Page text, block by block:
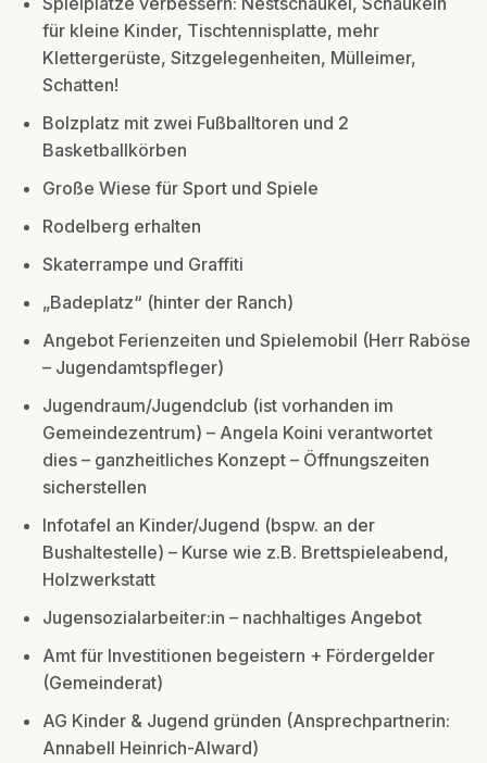
für kleine Kinder, Tischtennisplatte, mehr
Klettergerüste, Sitzgelegenheiten, Mülleimer,
Schatten!
Bolzplatz mit zwei Fußballtoren und 2
Basketballkörben
Große Wiese für Sport und Spiele
Rodelberg erhalten
Skaterrampe und Graffiti
„Badeplatz“ (hinter der Ranch)
Angebot Ferienzeiten und Spielemobil (Herr Raböse
– Jugendamtspfleger)
Jugendraum/Jugendclub (ist vorhanden im
Gemeindezentrum) – Angela Koini verantwortet
dies – ganzheitliches Konzept – Öffnungszeiten
sicherstellen
Infotafel an Kinder/Jugend (bspw. an der
Bushaltestelle) – Kurse wie z.B. Brettspieleabend,
Holzwerkstatt
Jugensozialarbeiter:in – nachhaltiges Angebot
Amt für Investitionen begeistern + Fördergelder
(Gemeinderat)
AG Kinder & Jugend gründen (Ansprechpartnerin:
Annabell Heinrich-Alward)